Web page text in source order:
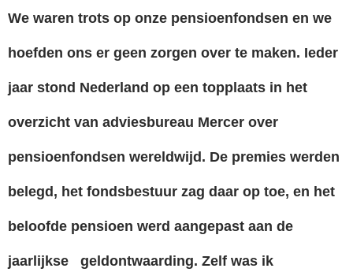
We waren trots op onze pensioenfondsen en we
hoefden ons er geen zorgen over te maken. Ieder
jaar stond Nederland op een topplaats in het
overzicht van adviesbureau Mercer over
pensioenfondsen wereldwijd. De premies werden
belegd, het fondsbestuur zag daar op toe, en het
beloofde pensioen werd aangepast aan de
jaarlijkse geldontwaarding. Zelf was ik